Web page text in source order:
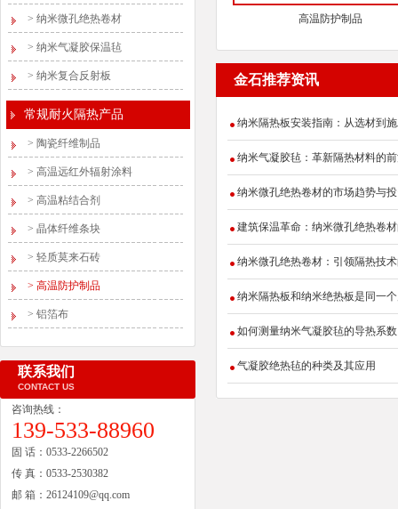
> 纳米微孔绝热卷材
> 纳米气凝胶保温毡
> 纳米复合反射板
常规耐火隔热产品
> 陶瓷纤维制品
> 高温远红外辐射涂料
> 高温粘结合剂
> 晶体纤维条块
> 轻质莫来石砖
> 高温防护制品
> 铝箔布
联系我们
CONTACT US
咨询热线：
139-533-88960
固 话： 0533-2266502
传 真： 0533-2530382
邮 箱： 26124109@qq.com
高温防护制品
金石推荐资讯
纳米隔热板安装指南：从选材到
纳米气凝胶毡：革新隔热材料的
纳米微孔绝热卷材的市场趋势与
建筑保温革命：纳米微孔绝热卷
纳米微孔绝热卷材：引领隔热技
纳米隔热板和纳米绝热板是同一
如何测量纳米气凝胶毡的导热系数
气凝胶绝热毡的种类及其应用